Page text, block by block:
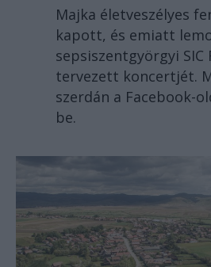
Majka életveszélyes
kapott, és emiatt
sepsiszentgyörgyi SIC
tervezett koncertjét.
szerdán a Facebook-
be.